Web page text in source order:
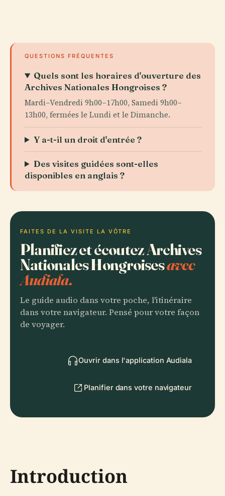
QUESTIONS FRÉQUENTES
Quels sont les horaires d'ouverture des
Archives Nationales Hongroises ?
Mardi–Vendredi 9h00–17h00, Samedi 9h00–
13h00, fermées le Lundi et le Dimanche.
Y a-t-il un droit d'entrée ?
Des visites guidées sont-elles
disponibles en anglais ?
FAITES DE LA VISITE LA VÔTRE
Planifiez et écoutez Archives
Nationales Hongroisesavec
Audiala.
Le guide audio dans votre poche, l'itinéraire
dans votre navigateur. Pensé pour votre façon
de voyager.
Ouvrir dans l'application Audiala
Planifier dans votre navigateur
Introduction